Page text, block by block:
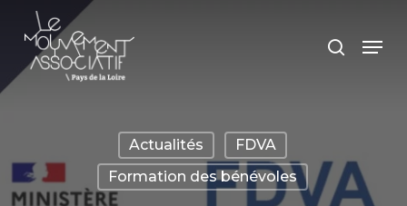
main
search
Menu
Actualités
FDVA
Formation des bénévoles
Panneau de gestion des cookies